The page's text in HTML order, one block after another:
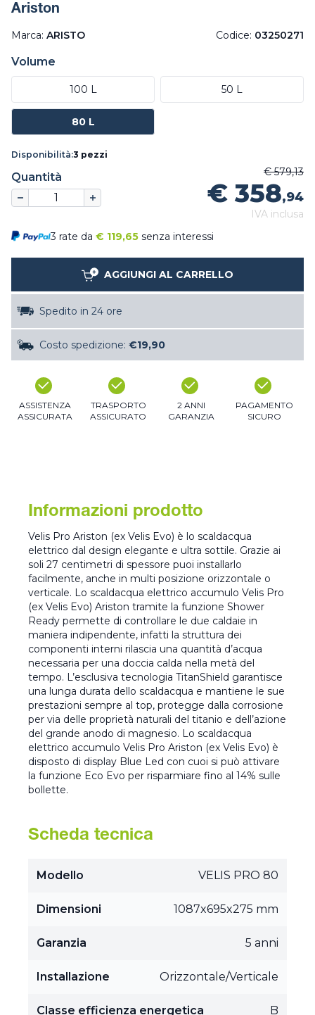
Ariston
Marca: ARISTO Codice: 03250271
Volume
100 L 50 L
80 L
Disponibilità:3 pezzi
Quantità € 579,13
€ 358,94
IVA inclusa
3 rate da € 119,65 senza interessi
AGGIUNGI AL CARRELLO
Spedito in 24 ore
Costo spedizione: €19,90
ASSISTENZA
ASSICURATA
TRASPORTO
ASSICURATO
2 ANNI
GARANZIA
PAGAMENTO
SICURO
Informazioni prodotto
Velis Pro Ariston (ex Velis Evo) è lo scaldacqua
elettrico dal design elegante e ultra sottile. Grazie ai
soli 27 centimetri di spessore puoi installarlo
facilmente, anche in multi posizione orizzontale o
verticale. Lo scaldacqua elettrico accumulo Velis Pro
(ex Velis Evo) Ariston tramite la funzione Shower
Ready permette di controllare le due caldaie in
maniera indipendente, infatti la struttura dei
componenti interni rilascia una quantità d’acqua
necessaria per una doccia calda nella metà del
tempo. L’esclusiva tecnologia TitanShield garantisce
una lunga durata dello scaldacqua e mantiene le sue
prestazioni sempre al top, protegge dalla corrosione
per via delle proprietà naturali del titanio e dell’azione
del grande anodo di magnesio. Lo scaldacqua
elettrico accumulo Velis Pro Ariston (ex Velis Evo) è
disposto di display Blue Led con cuoi si può attivare
la funzione Eco Evo per risparmiare fino al 14% sulle
bollette.
Scheda tecnica
Modello VELIS PRO 80
Dimensioni 1087x695x275 mm
Garanzia 5 anni
Installazione Orizzontale/Verticale
Classe efficienza energetica B